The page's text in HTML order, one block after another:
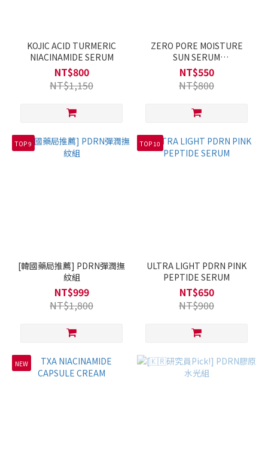
KOJIC ACID TURMERIC
NIACINAMIDE SERUM
NT$800
NT$1,150
ZERO PORE MOISTURE
SUN SERUM
SPF50+/PA++++
NT$550
NT$800
TOP 9
[韓國藥局推薦] PDRN彈潤撫
紋組
NT$999
NT$1,800
TOP 10
ULTRA LIGHT PDRN PINK
PEPTIDE SERUM
NT$650
NT$900
NEW